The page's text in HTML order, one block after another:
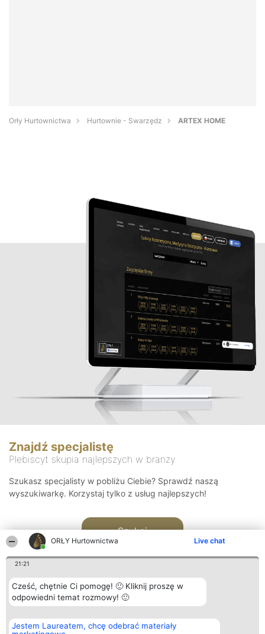
ORŁY Hurtownictwa Live chat
21:21
Cześć, chętnie Ci pomogę! 🙂 Kliknij proszę w
odpowiedni temat rozmowy! 🙂
Jestem Laureatem, chcę odebrać materiały
Orły Hurtownictwa Hurtownie - Swarzędz ARTEX HOME
Znajdź specjalistę
Plebiscyt skupia najlepszych w branży
Szukasz specjalisty w pobliżu Ciebie? Sprawdź naszą
wyszukiwarkę. Korzystaj tylko z usług najlepszych!
Szukaj
Organizator plebiscytu
Bright Side Solutions sp. z o.
Plebiscyt
Laureaci
Kontakt
Kontakt